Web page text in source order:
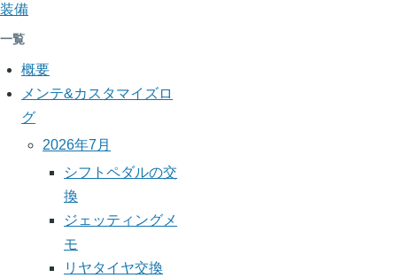
装備
一覧
概要
メンテ&カスタマイズロ
グ
2026年7月
シフトペダルの交
換
ジェッティングメ
モ
リヤタイヤ交換